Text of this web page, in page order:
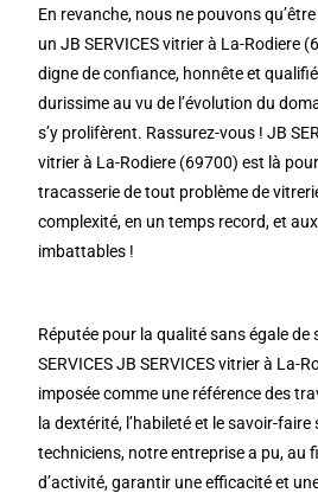
En revanche, nous ne pouvons
un JB SERVICES vitrier à La-Rodiere
digne de confiance, honnête et
durissime au vu de l’évolution du
s’y prolifèrent. Rassurez-vous ! JB
vitrier à La-Rodiere (69700) est là
tracasserie de tout problème de
complexité, en un temps record, et
imbattables !
Réputée pour la qualité sans égale de
SERVICES JB SERVICES vitrier à La-
imposée comme une référence des
la dextérité, l’habileté et le savoir-
techniciens, notre entreprise a pu, au
d’activité, garantir une efficacité et